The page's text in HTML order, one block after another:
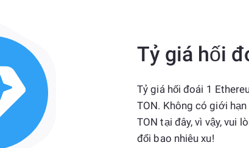
Tỷ giá hối
Tỷ giá hối đoái 1
TON. Không có giới
TON tại đây, vì vậy, vui
đổi bao nhiêu xu!